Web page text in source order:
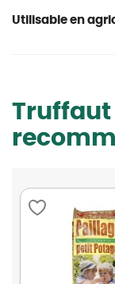
Utilisable en
Truffaut